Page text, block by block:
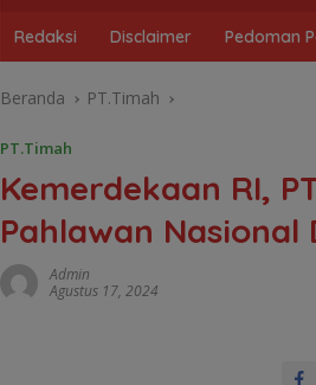
Redaksi Disclaimer Pedoman
Beranda PT.Timah
PT.Timah
Kemerdekaan RI,
Pahlawan
Admin
Agustus 17, 2024